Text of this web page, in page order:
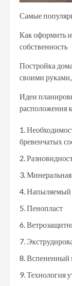
Самые
Как оформить и
собственность
Постройка
своими
Идеи
расположения
бревенчатых
Минеральная
Напыляемый
Пенопласт
Вспененный
Технология